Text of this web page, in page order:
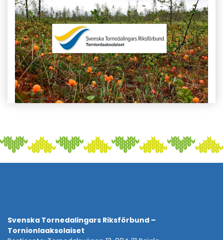
Svenska Tornedalingars Riksförbund –
Tornionlaaksolaiset